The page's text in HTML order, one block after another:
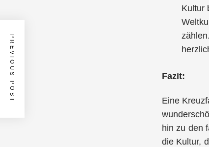
Kultur
Fazit:
Eine
hin zu den
die Kultur,
PREVIOUS POST